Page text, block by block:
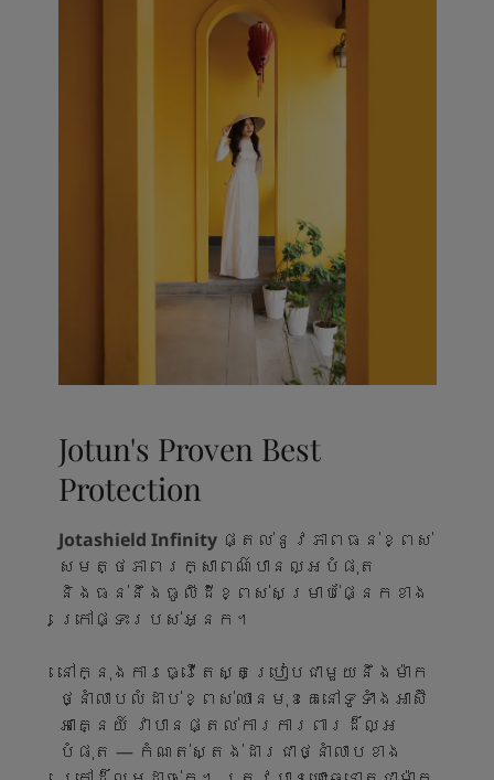
Jotun's Proven Best
Protection
Jotashield Infinityផ្តល់នូវភាពធន់ខ្ពស់
សមត្ថភាពរក្សាពណ៌បានល្អបំផុត
និងធន់នឹងធូលីដីខ្ពស់សម្រាប់ផ្នែកខាង
ក្រៅផ្ទះរបស់អ្នក។
នៅក្នុងការធ្វើតេស្តប្រៀបជាមួយនឹងម៉ាក
ថ្នាំលាបលំដាប់ខ្ពស់ឈានមុខគេនៅទូទាំងអាស៊ី
អាគ្នេយ៍ វាបានផ្តល់ការការពារដ៏ល្អ
បំផុត — កំណត់ស្តង់ដារជាថ្នាំលាបខាង